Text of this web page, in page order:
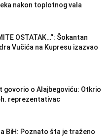
nakon toplotnog vala
OSTATAK…“: Šokantan
Vučića na Kupresu izazvao
govorio o Alajbegoviću: Otkrio
reprezentativac
BiH: Poznato šta je traženo